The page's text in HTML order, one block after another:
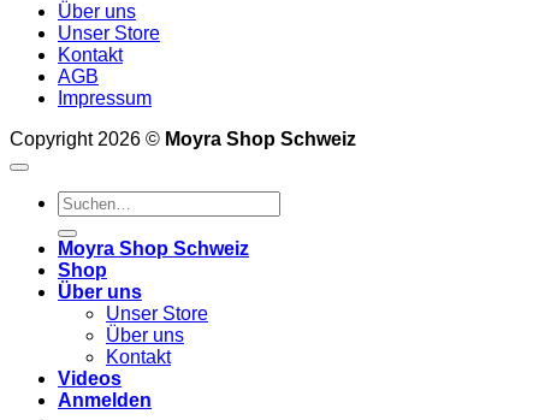
Über uns
Unser Store
Kontakt
AGB
Impressum
Copyright 2026 © Moyra Shop Schweiz
Suchen
nach:
Moyra Shop Schweiz
Shop
Über uns
Unser Store
Über uns
Kontakt
Videos
Anmelden